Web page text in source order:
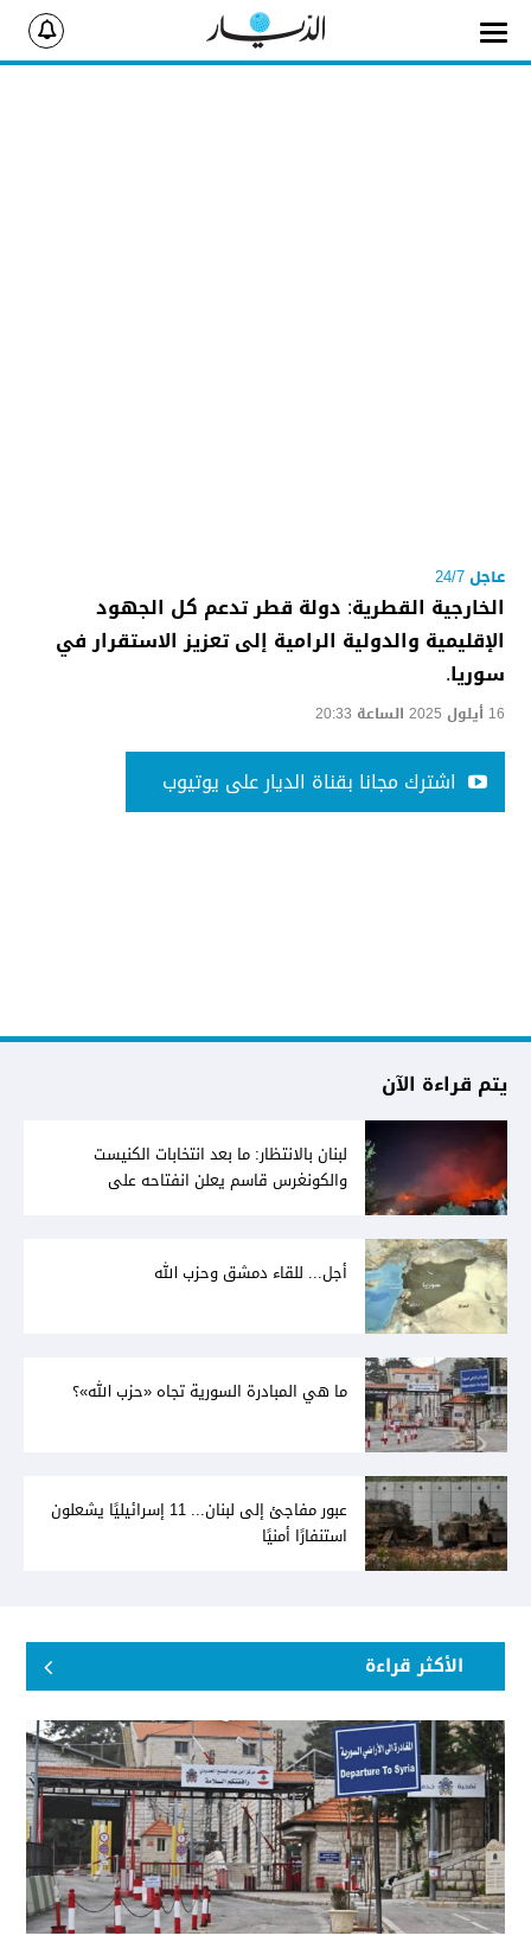
عاجل 24/7
الخارجية القطرية: دولة قطر تدعم كل الجهود
الإقليمية والدولية الرامية إلى تعزيز الاستقرار في
سوريا.
16 أيلول 2025 الساعة 20:33
اشترك مجانا بقناة الديار على يوتيوب
يتم قراءة الآن
لبنان بالانتظار: ما بعد انتخابات الكنيست
والكونغرس قاسم يعلن انفتاحه على
أجل... للقاء دمشق وحزب الله
ما هي المبادرة السورية تجاه «حزب الله»؟
عبور مفاجئ إلى لبنان... 11 إسرائيليًا يشعلون
استنفارًا أمنيًا
الأكثر قراءة